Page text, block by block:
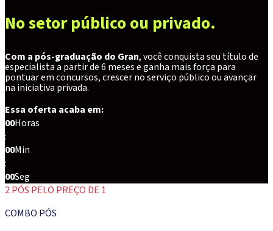
No setor público ou privado.
Com a pós-graduação do Gran, você conquista seu título de
especialista a partir de 6 meses e ganha mais força para
pontuar em concursos, crescer no serviço público ou avançar
na iniciativa privada.
Essa oferta acaba em:
00Horas
:
00Min
:
00Seg
2 PÓS PELO PREÇO DE 1
COMBO PÓS